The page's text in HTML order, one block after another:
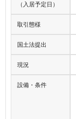
（入居予定日）
取引態様
国土法提出
現況
設備・条件